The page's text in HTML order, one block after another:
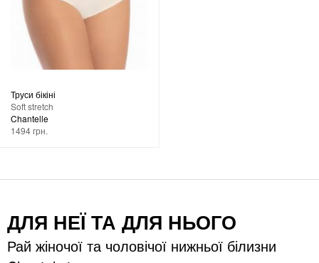
Труси бікіні
Soft stretch
Chantelle
1494 грн.
ДЛЯ НЕЇ ТА ДЛЯ НЬОГО
Рай жіночої та чоловічої нижньої білизни